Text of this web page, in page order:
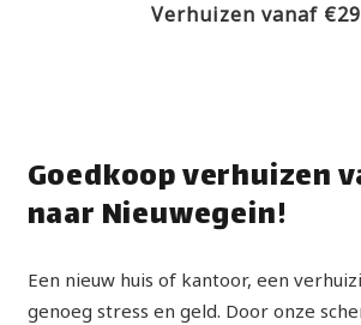
Verhuizen vanaf
Goedkoop verhuizen
naar Nieuwegein!
Een nieuw huis of kantoor, een
genoeg stress en geld. Door onze